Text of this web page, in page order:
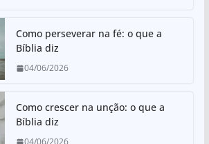
e
Como perseverar na fé: o que a
Bíblia diz
04/06/2026
Como crescer na unção: o que a
Bíblia diz